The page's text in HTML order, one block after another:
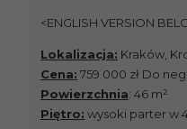
<ENGLISH VERSION
Lokalizacja: Kraków,
Cena: 759 000 zł Do
Powierzchnia: 46 m²
Piętro: wysoki parter w